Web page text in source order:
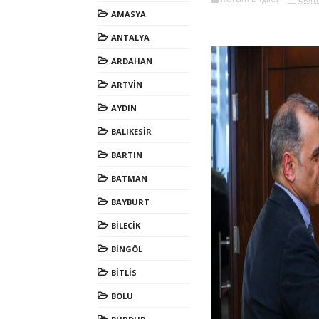
AMASYA
ANTALYA
ARDAHAN
ARTVİN
AYDIN
BALIKESİR
BARTIN
BATMAN
BAYBURT
BİLECİK
BİNGÖL
BİTLİS
BOLU